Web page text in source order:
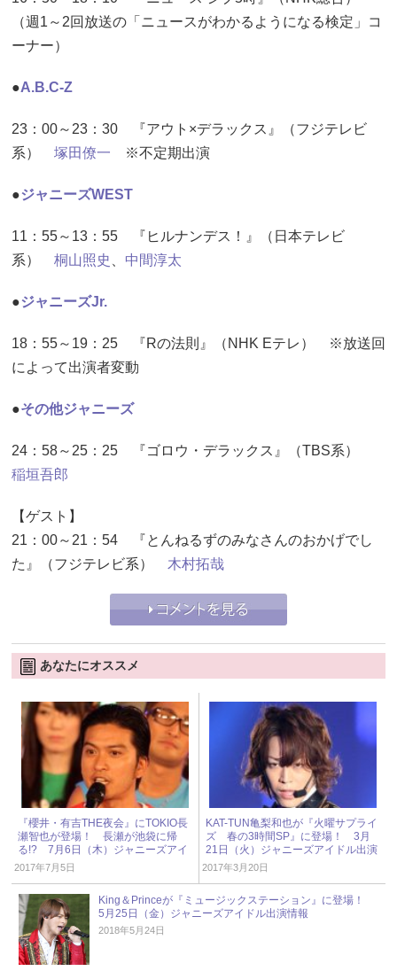
（週1～2回放送の「ニュースがわかるようになる検定」コ
ーナー）
●A.B.C-Z
23：00～23：30 『アウト×デラックス』（フジテレビ
系） 塚田僚一 ※不定期出演
●ジャニーズWEST
11：55～13：55 『ヒルナンデス！』（日本テレビ
系） 桐山照史 中間淳太
●ジャニーズJr.
18：55～19：25 『Rの法則』（NHK Eテレ） ※放送回
によって出演者変動
●その他ジャニーズ
24：58～25：25 『ゴロウ・デラックス』（TBS系）
稲垣吾郎
【ゲスト】
21：00～21：54 『とんねるずのみなさんのおかげでし
た』（フジテレビ系） 木村拓哉
あなたにオススメ
『櫻井・有吉THE夜会』にTOKIO長
瀬智也が登場！ 長瀬が池袋に帰
る!? 7月6日（木）ジャニーズアイ
ドル出演情報
2017年7月5日
KAT-TUN亀梨和也が『火曜サプライ
ズ 春の3時間SP』に登場！ 3月
21日（火）ジャニーズアイドル出演
情報
2017年3月20日
King＆Princeが『ミュージックステーション』に登場！
5月25日（金）ジャニーズアイドル出演情報
2018年5月24日